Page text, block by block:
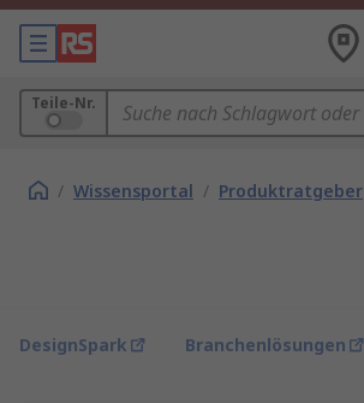
Teile-Nr.
/ Wissensportal / Produktratgeber
DesignSpark Branchenlösungen